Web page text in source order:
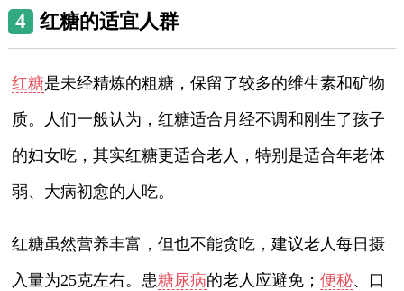
4 红糖的适宜人群
红糖是未经精炼的粗糖，保留了较多的维生素和矿物
质。人们一般认为，红糖适合月经不调和刚生了孩子
的妇女吃，其实红糖更适合老人，特别是适合年老体
弱、大病初愈的人吃。
红糖虽然营养丰富，但也不能贪吃，建议老人每日摄
入量为25克左右。患糖尿病的老人应避免；便秘、口